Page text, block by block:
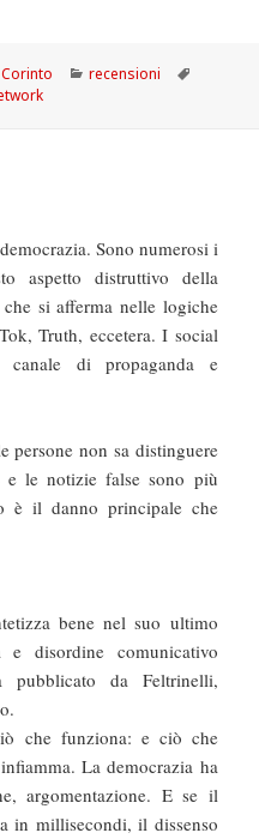
Categorie
recensioni
Sono numerosi i
aspetto distruttivo della
si afferma nelle logiche
Truth, eccetera. I social
di propaganda e
persone non sa distinguere
le notizie false sono più
è il danno principale che
bene nel suo ultimo
e disordine comunicativo
pubblicato da Feltrinelli,
che funziona: e ciò che
La democrazia ha
argomentazione. E se il
in millisecondi, il dissenso